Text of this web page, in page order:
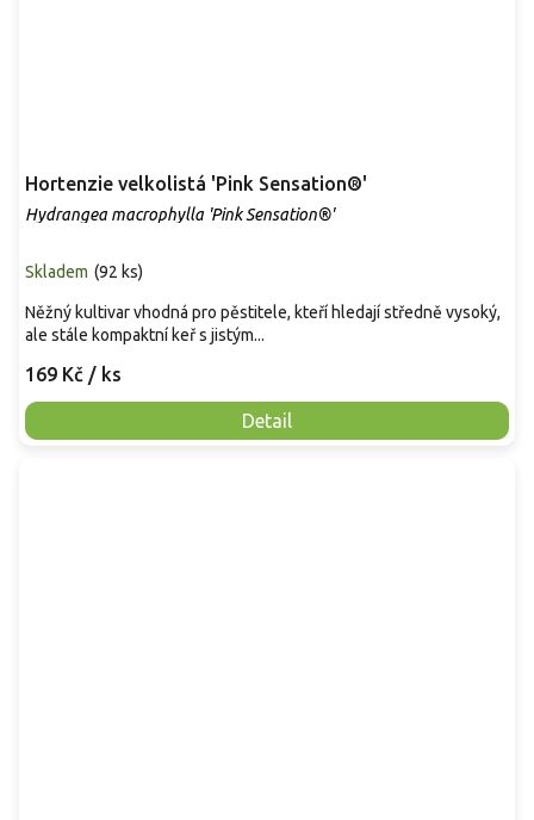
Hortenzie velkolistá 'Pink Sensation®'
Hydrangea macrophylla 'Pink Sensation®'
Skladem (92 ks)
169 Kč / ks
Detail
Něžný kultivar vhodná pro pěstitele, kteří hledají středně vysoký,
ale stále kompaktní keř s jistým...